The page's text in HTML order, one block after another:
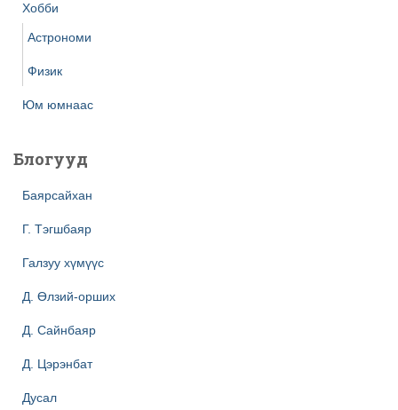
Хобби
Астрономи
Физик
Юм юмнаас
Блогууд
Баярсайхан
Г. Тэгшбаяр
Галзуу хүмүүс
Д. Өлзий-орших
Д. Сайнбаяр
Д. Цэрэнбат
Дусал